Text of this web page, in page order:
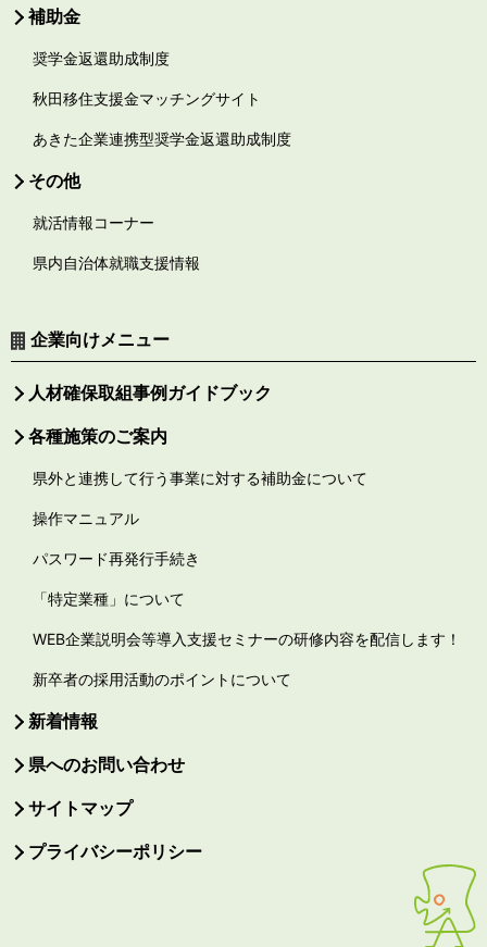
補助金
奨学金返還助成制度
秋田移住支援金マッチングサイト
あきた企業連携型奨学金返還助成制度
その他
就活情報コーナー
県内自治体就職支援情報
企業向けメニュー
人材確保取組事例ガイドブック
各種施策のご案内
県外と連携して行う事業に対する補助金について
操作マニュアル
パスワード再発行手続き
「特定業種」について
WEB企業説明会等導入支援セミナーの研修内容を配信します！
新卒者の採用活動のポイントについて
新着情報
県へのお問い合わせ
サイトマップ
プライバシーポリシー